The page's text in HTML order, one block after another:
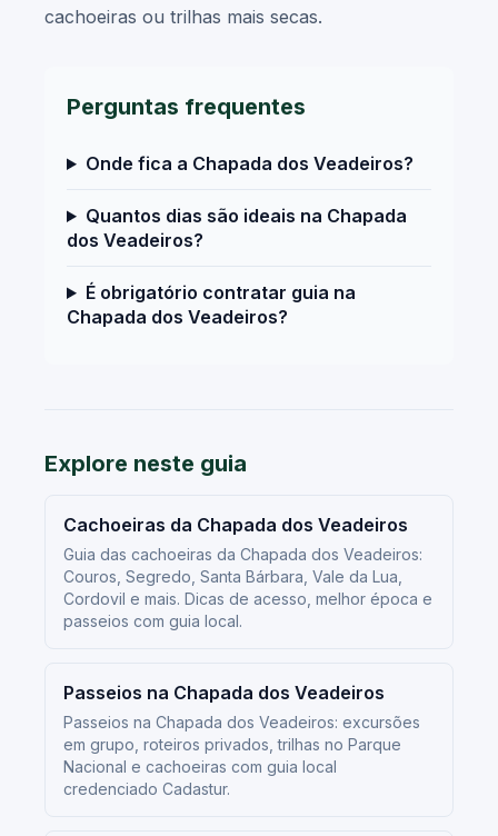
cachoeiras ou trilhas mais secas.
Perguntas frequentes
Onde fica a Chapada dos Veadeiros?
Quantos dias são ideais na Chapada
dos Veadeiros?
É obrigatório contratar guia na
Chapada dos Veadeiros?
Explore neste guia
Cachoeiras da Chapada dos Veadeiros
Guia das cachoeiras da Chapada dos Veadeiros:
Couros, Segredo, Santa Bárbara, Vale da Lua,
Cordovil e mais. Dicas de acesso, melhor época e
passeios com guia local.
Passeios na Chapada dos Veadeiros
Passeios na Chapada dos Veadeiros: excursões
em grupo, roteiros privados, trilhas no Parque
Nacional e cachoeiras com guia local
credenciado Cadastur.